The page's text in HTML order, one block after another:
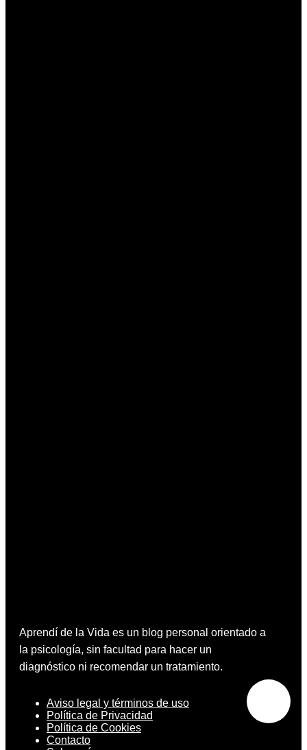
Aprendí de la Vida es un blog personal orientado a
la psicología, sin facultad para hacer un
diagnóstico ni recomendar un tratamiento.
Aviso legal y términos de uso
Política de Privacidad
Política de Cookies
Contacto